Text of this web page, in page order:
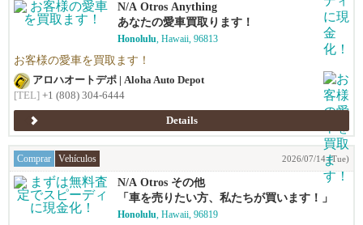
N/A Otros Anything
あなたの愛車買取ります！
Honolulu, Hawaii, 96813
お客様の愛車を買取ます！
アロハオートデポ | Aloha Auto Depot
[TEL] +1 (808) 304-6444
Details
Comprar Vehículos 2026/07/14 (Tue)
N/A Otros その他
「車を売りたい方、私たちが買います！」
Honolulu, Hawaii, 96819